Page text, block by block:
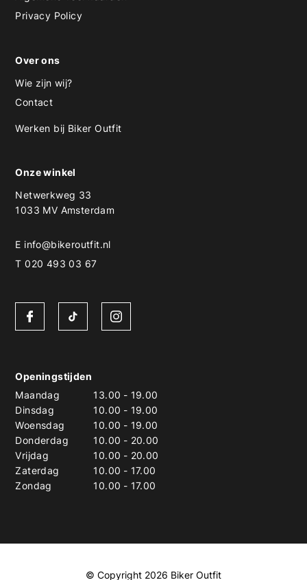
Privacy Policy
Over ons
Wie zijn wij?
Contact
Werken bij Biker Outfit
Onze winkel
Netwerkweg 33
1033 MV Amsterdam
E info@bikeroutfit.nl
T 020 493 03 67
Openingstijden
Maandag
13.00 - 19.00
Dinsdag
10.00 - 19.00
Woensdag
10.00 - 19.00
Donderdag
10.00 - 20.00
Vrijdag
10.00 - 20.00
Zaterdag
10.00 - 17.00
Zondag
10.00 - 17.00
© Copyright 2026 Biker Outfit